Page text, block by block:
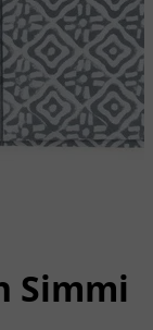
Simmi